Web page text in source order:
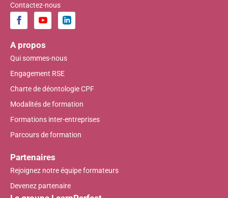
Contactez-nous
A propos
Qui sommes-nous
Engagement RSE
Charte de déontologie CPF
Modalités de formation
Formations inter-entreprises
Parcours de formation
Partenaires
Rejoignez notre équipe formateurs
Devenez partenaire